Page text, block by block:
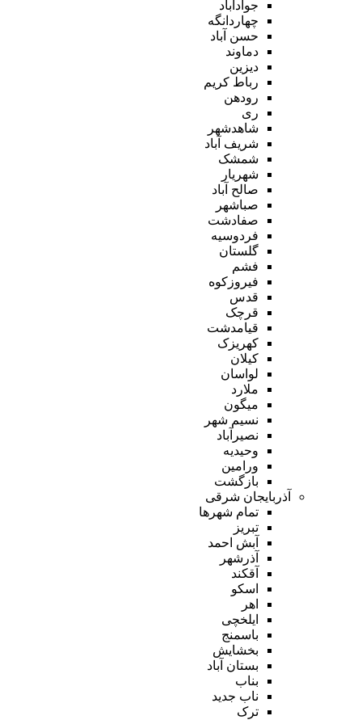
جوادآباد
چهاردانگه
حسن آباد
دماوند
دیزین
رباط کریم
رودهن
ری
شاهدشهر
شریف آباد
شمشک
شهریار
صالح آباد
صباشهر
صفادشت
فردوسیه
گلستان
فشم
فیروزکوه
قدس
قرچک
قیامدشت
کهریزک
کیلان
لواسان
ملارد
میگون
نسیم شهر
نصیرآباد
وحیدیه
ورامین
بازگشت
آذربایجان شرقی
تمام شهر‌ها
تبریز
آبش احمد
آذرشهر
آقکند
اسکو
اهر
ایلخچی
باسمنج
بخشایش
بستان آباد
بناب
ناب جدید
ترک